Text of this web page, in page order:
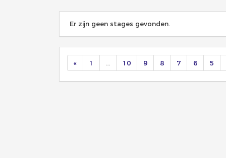
Er zijn geen stages gevonden.
« 1 10 9 8 7 6 5